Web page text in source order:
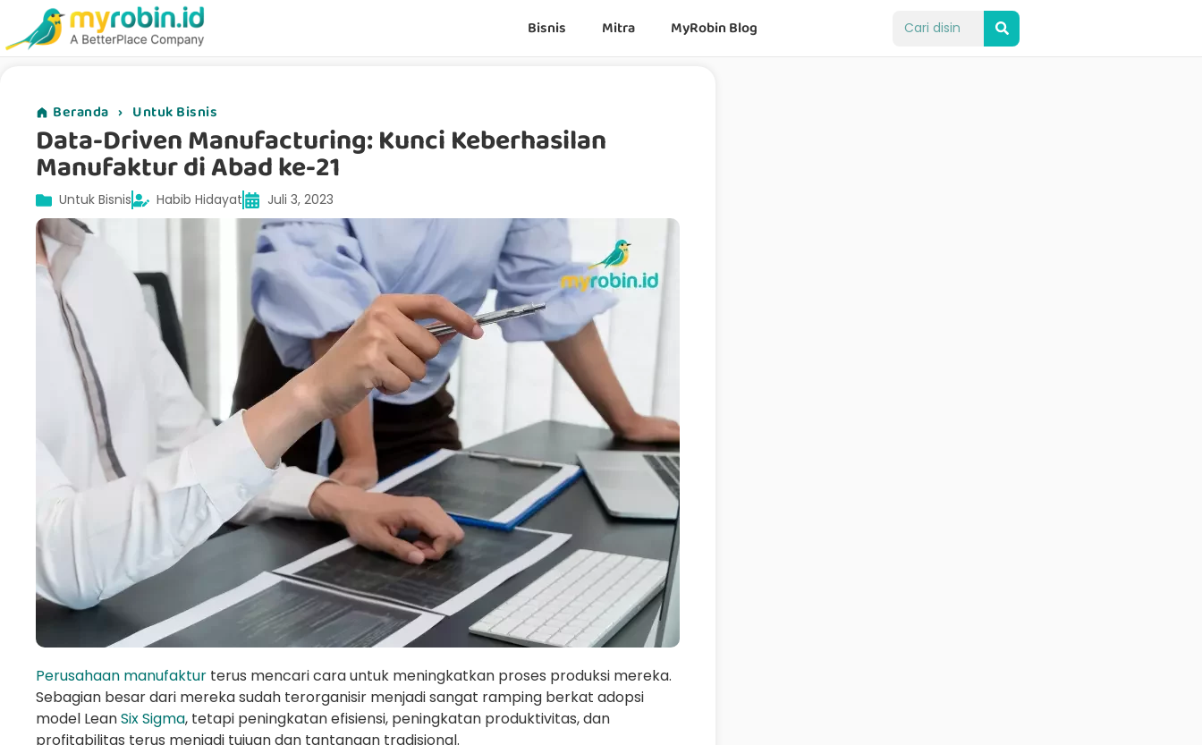
Bisnis Mitra MyRobin Blog
Beranda › Untuk Bisnis
Data-Driven Manufacturing: Kunci Keberhasilan
Manufaktur di Abad ke-21
Untuk Bisnis Habib Hidayat Juli 3, 2023
Perusahaan manufaktur terus mencari cara untuk meningkatkan proses produksi mereka.
Sebagian besar dari mereka sudah terorganisir menjadi sangat ramping berkat adopsi
model LeanSix Sigma, tetapi peningkatan efisiensi, peningkatan produktivitas, dan
profitabilitas terus menjadi tujuan dan tantangan tradisional.